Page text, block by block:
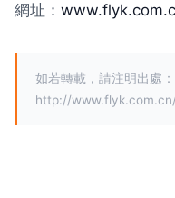
網址：
如若轉載，請注明出處：
http://